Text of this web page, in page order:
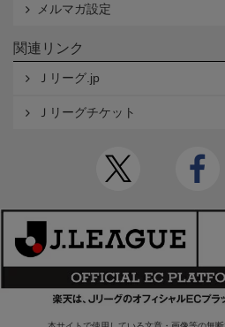
メルマガ設定
関連リンク
Ｊリーグ.jp
Ｊリーグチケット